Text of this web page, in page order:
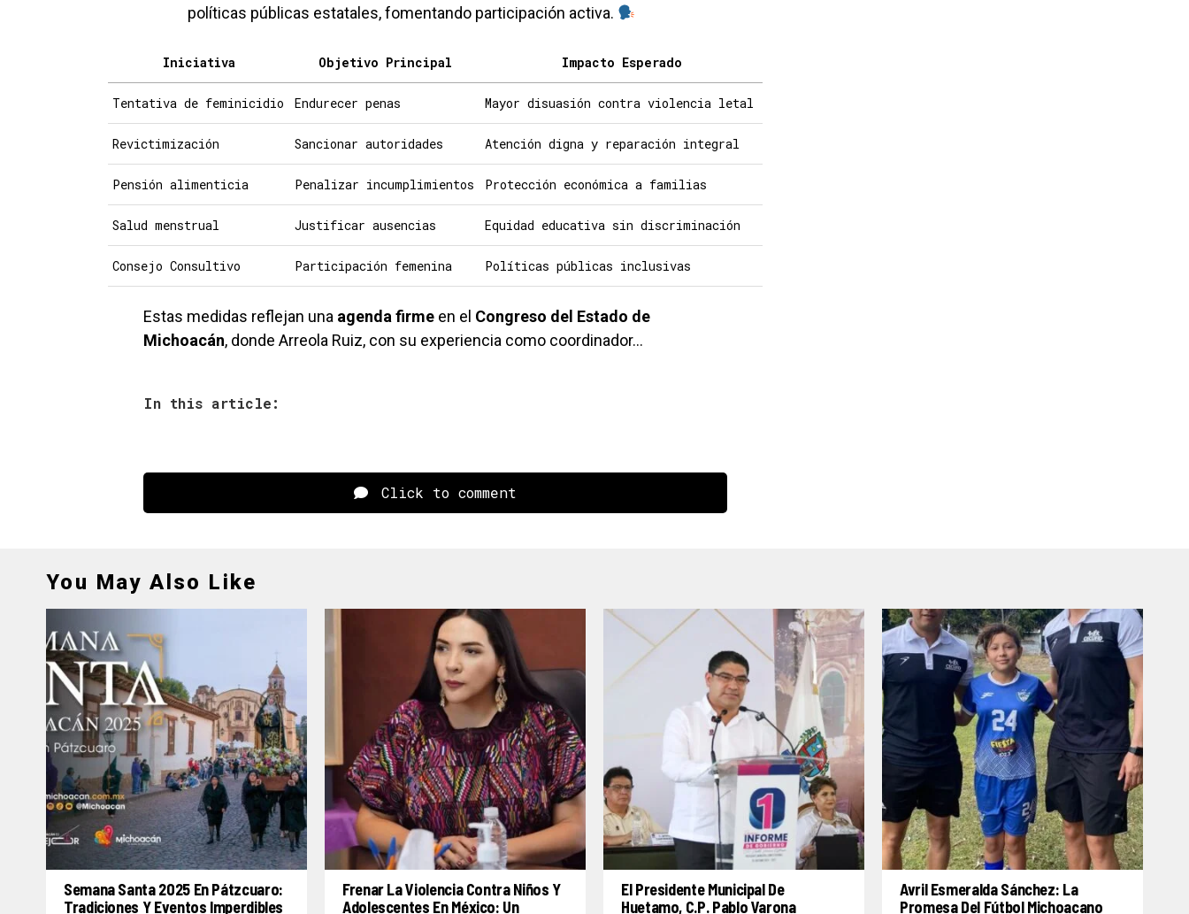
políticas públicas estatales, fomentando participación activa.
Iniciativa Objetivo Principal Impacto Esperado
Tentativa de feminicidio Endurecer penas Mayor disuasión contra violencia letal
Revictimización Sancionar autoridades Atención digna y reparación integral
Pensión alimenticia Penalizar incumplimientos Protección económica a familias
Salud menstrual Justificar ausencias Equidad educativa sin discriminación
Consejo Consultivo Participación femenina Políticas públicas inclusivas
Estas medidas reflejan una agenda firme en el Congreso del Estado de
Michoacán, donde Arreola Ruiz, con su experiencia como coordinador…
In this article:
Click to comment
You May Also Like
Semana Santa 2025 En Pátzcuaro:
Tradiciones Y Eventos Imperdibles
Frenar La Violencia Contra Niños Y
Adolescentes En México: Un
El Presidente Municipal De
Huetamo, C.P. Pablo Varona
Avril Esmeralda Sánchez: La
Promesa Del Fútbol Michoacano